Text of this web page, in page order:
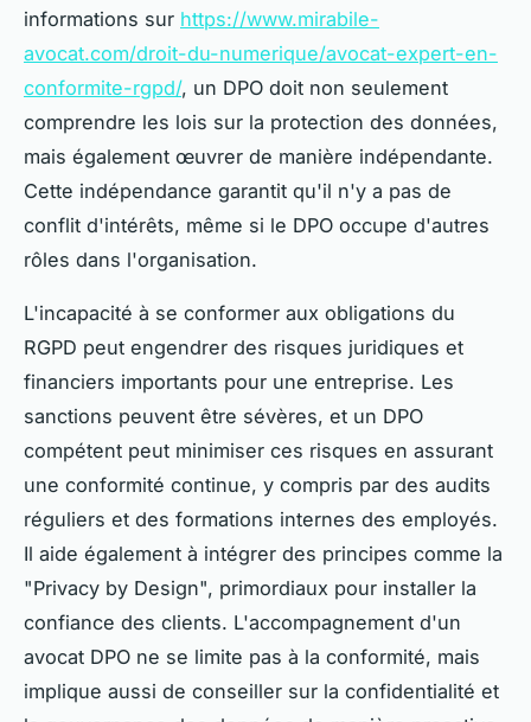
informations sur https://www.mirabile-
avocat.com/droit-du-numerique/avocat-expert-en-
conformite-rgpd/, un DPO doit non seulement
comprendre les lois sur la protection des données,
mais également œuvrer de manière indépendante.
Cette indépendance garantit qu'il n'y a pas de
conflit d'intérêts, même si le DPO occupe d'autres
rôles dans l'organisation.
L'incapacité à se conformer aux obligations du
RGPD peut engendrer des risques juridiques et
financiers importants pour une entreprise. Les
sanctions peuvent être sévères, et un DPO
compétent peut minimiser ces risques en assurant
une conformité continue, y compris par des audits
réguliers et des formations internes des employés.
Il aide également à intégrer des principes comme la
"Privacy by Design", primordiaux pour installer la
confiance des clients. L'accompagnement d'un
avocat DPO ne se limite pas à la conformité, mais
implique aussi de conseiller sur la confidentialité et